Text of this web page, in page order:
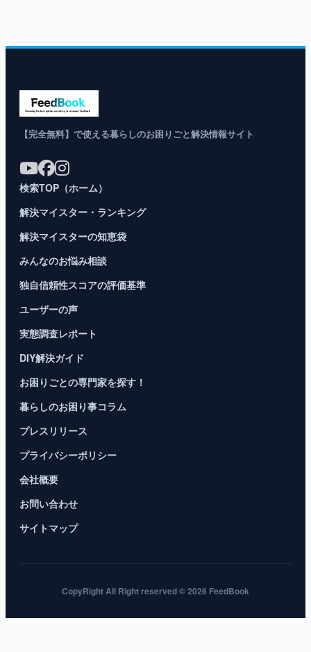
【完全無料】で使える暮らしのお困りごと解決情報サイト
検索TOP（ホーム）
解決マイスター・ランキング
解決マイスターの知恵袋
みんなのお悩み相談
独自信頼性スコアの評価基準
ユーザーの声
実態調査レポート
DIY解決ガイド
お困りごとの専門家を探す！
暮らしのお困り事コラム
プレスリリース
プライバシーポリシー
会社概要
お問い合わせ
サイトマップ
CopyRight All Right reserved © 2026 FeedBook